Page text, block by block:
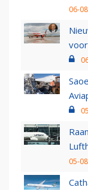
06-
05-